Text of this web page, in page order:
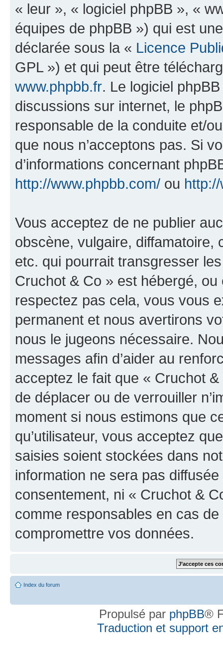
« leur », « logiciel phpBB », «
équipes de phpBB ») qui est
déclarée sous la « Licence
GPL ») et qui peut être
www.phpbb.fr. Le logiciel
discussions sur internet, le
responsable de la conduite et/
que nous n’acceptons pas. Si
d’informations concernant
http://www.phpbb.com/ ou
Vous acceptez de ne publier
obscène, vulgaire, diffamatoire,
etc. qui pourrait transgresser
Cruchot & Co » est hébergé,
respectez pas cela, vous vous
permanent et nous avertirons
nous le jugeons nécessaire.
messages afin d’aider au
acceptez le fait que « Cruchot
de déplacer ou de verrouiller
moment si nous estimons que
qu’utilisateur, vous acceptez
saisies soient stockées dans
information ne sera pas
consentement, ni « Cruchot &
comme responsables en cas
compromettre vos données.
Index du forum
Propulsé par phpBB®
Traduction et support